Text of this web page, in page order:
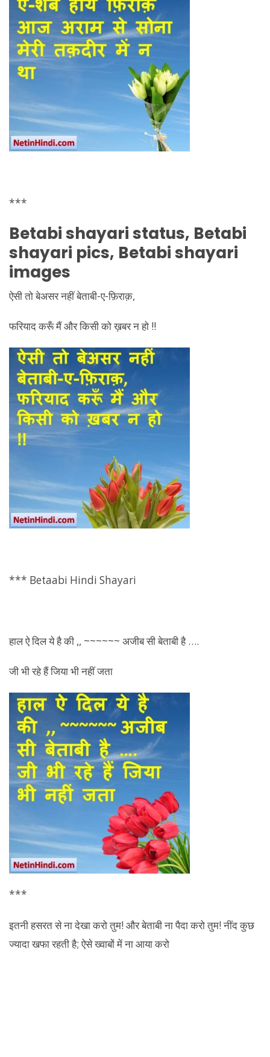
***
Betabi shayari status, Betabi
shayari pics, Betabi shayari
images
ऐसी तो बेअसर नहीं बेताबी-ए-फ़िराक़,
फरियाद करूँ मैं और किसी को ख़बर न हो !!
*** Betaabi Hindi Shayari
हाल ऐ दिल ये है की ,, ~~~~~~ अजीब सी बेताबी है ….
जी भी रहे हैं जिया भी नहीं जता
***
इतनी हसरत से ना देखा करो तुम! और बेताबी ना पैदा करो तुम! नींद कुछ
ज्यादा खफा रहती है; ऐसे ख्वाबों में ना आया करो